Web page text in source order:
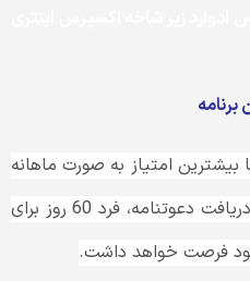
برنامه
بیشترین امتیاز به صورت ماهانه
دعوتنامه صادر می کند. پس از دریافت دعوتنامه، فرد 60 روز برای
فرصت خواهد داشت.